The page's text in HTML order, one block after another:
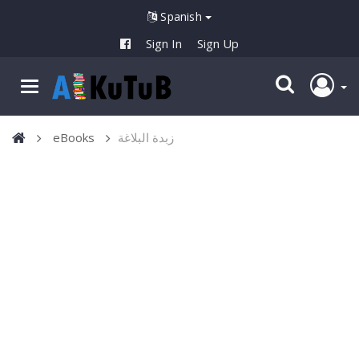
Spanish
Sign In Sign Up
eBooks زبدة البلاغة